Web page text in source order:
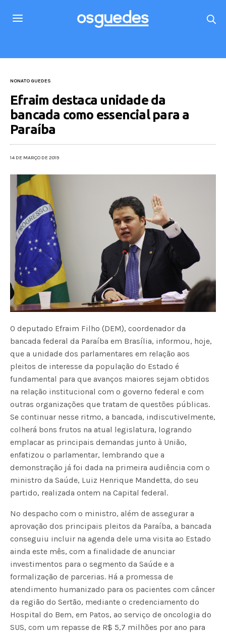
NONATO GUEDES
Efraim destaca unidade da
bancada como essencial para a
Paraíba
14 DE MARÇO DE 2019
O deputado Efraim Filho (DEM), coordenador da
bancada federal da Paraíba em Brasília, informou, hoje,
que a unidade dos parlamentares em relação aos
pleitos de interesse da população do Estado é
fundamental para que avanços maiores sejam obtidos
na relação institucional com o governo federal e com
outras organizações que tratam de questões públicas.
Se continuar nesse ritmo, a bancada, indiscutivelmente,
colherá bons frutos na atual legislatura, logrando
emplacar as principais demandas junto à União,
enfatizou o parlamentar, lembrando que a
demonstração já foi dada na primeira audiência com o
ministro da Saúde, Luiz Henrique Mandetta, do seu
partido, realizada ontem na Capital federal.
No despacho com o ministro, além de assegurar a
aprovação dos principais pleitos da Paraíba, a bancada
conseguiu incluir na agenda dele uma visita ao Estado
ainda este mês, com a finalidade de anunciar
investimentos para o segmento da Saúde e a
formalização de parcerias. Há a promessa de
atendimento humanizado para os pacientes com câncer
da região do Sertão, mediante o credenciamento do
Hospital do Bem, em Patos, ao serviço de oncologia do
SUS, com um repasse de R$ 5,7 milhões por ano para